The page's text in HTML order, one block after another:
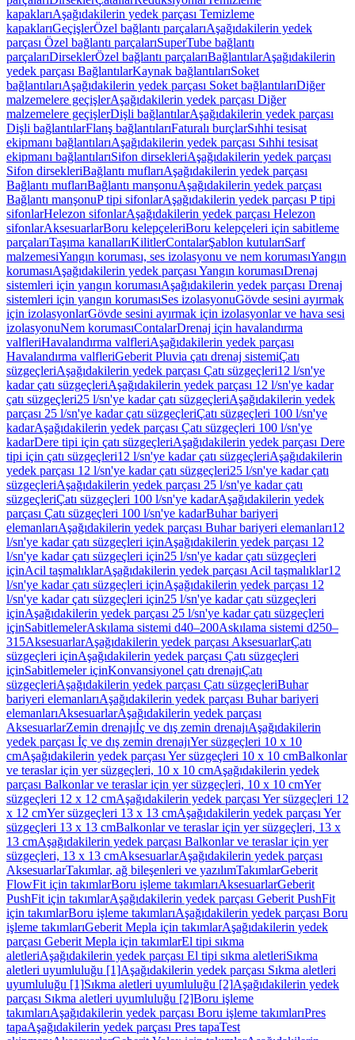
kapaklarıAşağıdakilerin yedek parçası Temizleme
kapaklarıGeçişlerÖzel bağlantı parçalarıAşağıdakilerin yedek
parçası Özel bağlantı parçalarıSuperTube bağlantı
parçalarıDirseklerÖzel bağlantı parçalarıBağlantılarAşağıdakilerin
yedek parçası BağlantılarKaynak bağlantılarıSoket
bağlantılarıAşağıdakilerin yedek parçası Soket bağlantılarıDiğer
malzemelere geçişlerAşağıdakilerin yedek parçası Diğer
malzemelere geçişlerDişli bağlantılarAşağıdakilerin yedek parçası
Dişli bağlantılarFlanş bağlantılarıFaturalı burçlarSıhhi tesisat
ekipmanı bağlantılarıAşağıdakilerin yedek parçası Sıhhi tesisat
ekipmanı bağlantılarıSifon dirsekleriAşağıdakilerin yedek parçası
Sifon dirsekleriBağlantı muflarıAşağıdakilerin yedek parçası
Bağlantı muflarıBağlantı manşonuAşağıdakilerin yedek parçası
Bağlantı manşonuP tipi sifonlarAşağıdakilerin yedek parçası P tipi
sifonlarHelezon sifonlarAşağıdakilerin yedek parçası Helezon
sifonlarAksesuarlarBoru kelepçeleriBoru kelepçeleri için sabitleme
parçalarıTaşıma kanallarıKilitlerContalarŞablon kutularıSarf
malzemesiYangın koruması, ses izolasyonu ve nem korumasıYangın
korumasıAşağıdakilerin yedek parçası Yangın korumasıDrenaj
sistemleri için yangın korumasıAşağıdakilerin yedek parçası Drenaj
sistemleri için yangın korumasıSes izolasyonuGövde sesini ayırmak
için izolasyonlarGövde sesini ayırmak için izolasyonlar ve hava sesi
izolasyonuNem korumasıContalarDrenaj için havalandırma
valfleriHavalandırma valfleriAşağıdakilerin yedek parçası
Havalandırma valfleriGeberit Pluvia çatı drenaj sistemiÇatı
süzgeçleriAşağıdakilerin yedek parçası Çatı süzgeçleri12 l/sn'ye
kadar çatı süzgeçleriAşağıdakilerin yedek parçası 12 l/sn'ye kadar
çatı süzgeçleri25 l/sn'ye kadar çatı süzgeçleriAşağıdakilerin yedek
parçası 25 l/sn'ye kadar çatı süzgeçleriÇatı süzgeçleri 100 l/sn'ye
kadarAşağıdakilerin yedek parçası Çatı süzgeçleri 100 l/sn'ye
kadarDere tipi için çatı süzgeçleriAşağıdakilerin yedek parçası Dere
tipi için çatı süzgeçleri12 l/sn'ye kadar çatı süzgeçleriAşağıdakilerin
yedek parçası 12 l/sn'ye kadar çatı süzgeçleri25 l/sn'ye kadar çatı
süzgeçleriAşağıdakilerin yedek parçası 25 l/sn'ye kadar çatı
süzgeçleriÇatı süzgeçleri 100 l/sn'ye kadarAşağıdakilerin yedek
parçası Çatı süzgeçleri 100 l/sn'ye kadarBuhar bariyeri
elemanlarıAşağıdakilerin yedek parçası Buhar bariyeri elemanları12
l/sn'ye kadar çatı süzgeçleri içinAşağıdakilerin yedek parçası 12
l/sn'ye kadar çatı süzgeçleri için25 l/sn'ye kadar çatı süzgeçleri
içinAcil taşmalıklarAşağıdakilerin yedek parçası Acil taşmalıklar12
l/sn'ye kadar çatı süzgeçleri içinAşağıdakilerin yedek parçası 12
l/sn'ye kadar çatı süzgeçleri için25 l/sn'ye kadar çatı süzgeçleri
içinAşağıdakilerin yedek parçası 25 l/sn'ye kadar çatı süzgeçleri
içinSabitlemelerAskılama sistemi d40–200Askılama sistemi d250–
315AksesuarlarAşağıdakilerin yedek parçası AksesuarlarÇatı
süzgeçleri içinAşağıdakilerin yedek parçası Çatı süzgeçleri
içinSabitlemeler içinKonvansiyonel çatı drenajıÇatı
süzgeçleriAşağıdakilerin yedek parçası Çatı süzgeçleriBuhar
bariyeri elemanlarıAşağıdakilerin yedek parçası Buhar bariyeri
elemanlarıAksesuarlarAşağıdakilerin yedek parçası
AksesuarlarZemin drenajıİç ve dış zemin drenajıAşağıdakilerin
yedek parçası İç ve dış zemin drenajıYer süzgeçleri 10 x 10
cmAşağıdakilerin yedek parçası Yer süzgeçleri 10 x 10 cmBalkonlar
ve teraslar için yer süzgeçleri, 10 x 10 cmAşağıdakilerin yedek
parçası Balkonlar ve teraslar için yer süzgeçleri, 10 x 10 cmYer
süzgeçleri 12 x 12 cmAşağıdakilerin yedek parçası Yer süzgeçleri 12
x 12 cmYer süzgeçleri 13 x 13 cmAşağıdakilerin yedek parçası Yer
süzgeçleri 13 x 13 cmBalkonlar ve teraslar için yer süzgeçleri, 13 x
13 cmAşağıdakilerin yedek parçası Balkonlar ve teraslar için yer
süzgeçleri, 13 x 13 cmAksesuarlarAşağıdakilerin yedek parçası
AksesuarlarTakımlar, ağ bileşenleri ve yazılımTakımlarGeberit
FlowFit için takımlarBoru işleme takımlarıAksesuarlarGeberit
PushFit için takımlarAşağıdakilerin yedek parçası Geberit PushFit
için takımlarBoru işleme takımlarıAşağıdakilerin yedek parçası Boru
işleme takımlarıGeberit Mepla için takımlarAşağıdakilerin yedek
parçası Geberit Mepla için takımlarEl tipi sıkma
aletleriAşağıdakilerin yedek parçası El tipi sıkma aletleriSıkma
aletleri uyumluluğu [1]Aşağıdakilerin yedek parçası Sıkma aletleri
uyumluluğu [1]Sıkma aletleri uyumluluğu [2]Aşağıdakilerin yedek
parçası Sıkma aletleri uyumluluğu [2]Boru işleme
takımlarıAşağıdakilerin yedek parçası Boru işleme takımlarıPres
tapaAşağıdakilerin yedek parçası Pres tapaTest